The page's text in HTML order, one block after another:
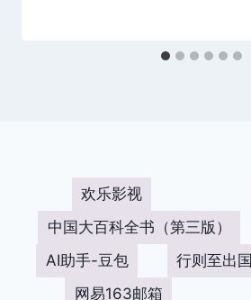
欢乐影视
中国大百科全书（第三版）
AI助手-豆包
行则至出国
网易163邮箱